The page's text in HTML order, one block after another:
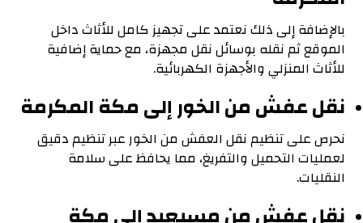
بالإضافة إلى ذلك نعتمد على تجهيز كامل للأثاث داخل
الموقع ثم نقله بوسائل نقل مجهزة، مع حماية إضافية
للأثاث المنزلي والأجهزة الكهربائية.
نقل عفش من الخور إلى مكة المكرمة
نحرص على تنظيم نقل العفش من الخور عبر تنظيم دقيق
لعمليات التحميل والتفريغ، مما يحافظ على سلامة
النقليات.